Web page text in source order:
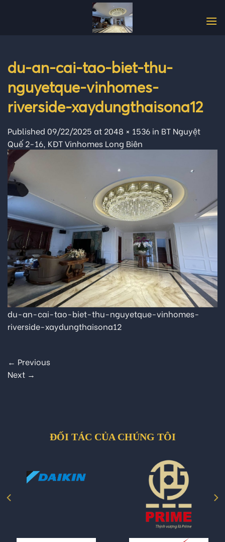
du-an-cai-tao-biet-thu-
nguyetque-vinhomes-
riverside-xaydungthaisona12
Published 09/22/2025 at 2048 × 1536 in BT Nguyệt
Quế 2-16, KĐT Vinhomes Long Biên
du-an-cai-tao-biet-thu-nguyetque-vinhomes-
riverside-xaydungthaisona12
← Previous
Next →
ĐỐI TÁC CỦA CHÚNG TÔI